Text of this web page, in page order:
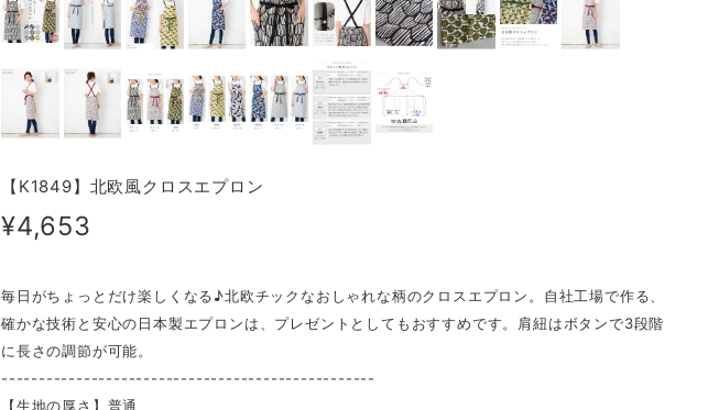
【K1849】北欧風クロスエプロン
¥4,653
毎日がちょっとだけ楽しくなる♪北欧チックなおしゃれな柄のクロスエプロン。自社工場で作る、
確かな技術と安心の日本製エプロンは、プレゼントとしてもおすすめです。肩紐はボタンで3段階
に長さの調節が可能。
--------------------------------------------------
【生地の厚さ】普通